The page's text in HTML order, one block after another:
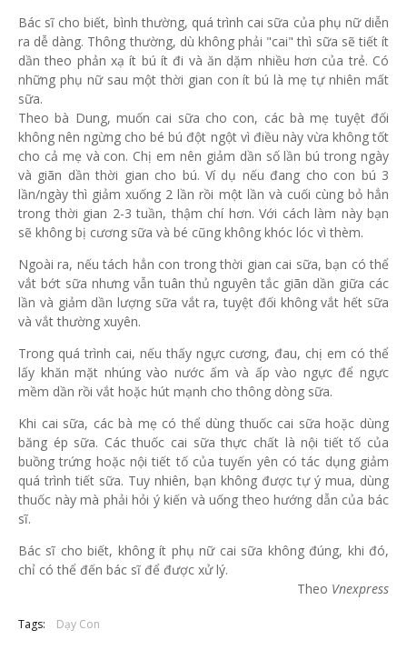
Bác sĩ cho biết, bình thường, quá trình cai sữa của phụ nữ diễn
ra dễ dàng. Thông thường, dù không phải "cai" thì sữa sẽ tiết ít
dần theo phản xạ ít bú ít đi và ăn dặm nhiều hơn của trẻ. Có
những phụ nữ sau một thời gian con ít bú là mẹ tự nhiên mất
sữa.
Theo bà Dung, muốn cai sữa cho con, các bà mẹ tuyệt đối
không nên ngừng cho bé bú đột ngột vì điều này vừa không tốt
cho cả mẹ và con. Chị em nên giảm dần số lần bú trong ngày
và giãn dần thời gian cho bú. Ví dụ nếu đang cho con bú 3
lần/ngày thì giảm xuống 2 lần rồi một lần và cuối cùng bỏ hẳn
trong thời gian 2-3 tuần, thậm chí hơn. Với cách làm này bạn
sẽ không bị cương sữa và bé cũng không khóc lóc vì thèm.
Ngoài ra, nếu tách hẳn con trong thời gian cai sữa, bạn có thể
vắt bớt sữa nhưng vẫn tuân thủ nguyên tắc giãn dần giữa các
lần và giảm dần lượng sữa vắt ra, tuyệt đối không vắt hết sữa
và vắt thường xuyên.
Trong quá trình cai, nếu thấy ngực cương, đau, chị em có thể
lấy khăn mặt nhúng vào nước ấm và ấp vào ngực để ngực
mềm dần rồi vắt hoặc hút mạnh cho thông dòng sữa.
Khi cai sữa, các bà mẹ có thể dùng thuốc cai sữa hoặc dùng
băng ép sữa. Các thuốc cai sữa thực chất là nội tiết tố của
buồng trứng hoặc nội tiết tố của tuyến yên có tác dụng giảm
quá trình tiết sữa. Tuy nhiên, bạn không được tự ý mua, dùng
thuốc này mà phải hỏi ý kiến và uống theo hướng dẫn của bác
sĩ.
Bác sĩ cho biết, không ít phụ nữ cai sữa không đúng, khi đó,
chỉ có thể đến bác sĩ để được xử lý.
Theo Vnexpress
Tags: Dạy Con